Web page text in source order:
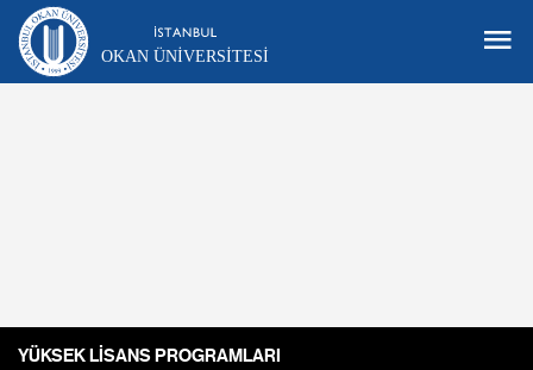
OKAN ÜNIVERSITESI
YÜKSEK LISANS PROGRAMLARI